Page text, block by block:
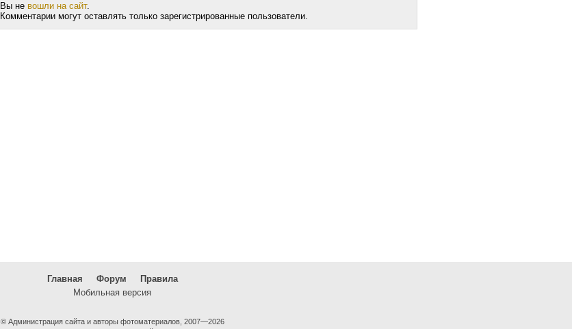
Вы не вошли на сайт.
Комментарии могут оставлять только зарегистрированные пользователи.
Главная Форум
Правила
Мобильная версия
© Администрация сайта и авторы фотоматериалов, 2007—2026